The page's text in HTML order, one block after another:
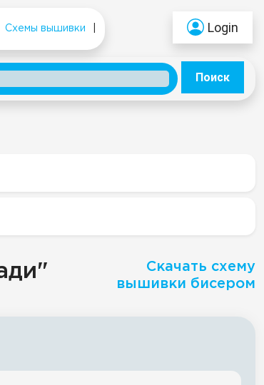
Схемы вышивки Login
Поиск
Скачать схему
вышивки бисером